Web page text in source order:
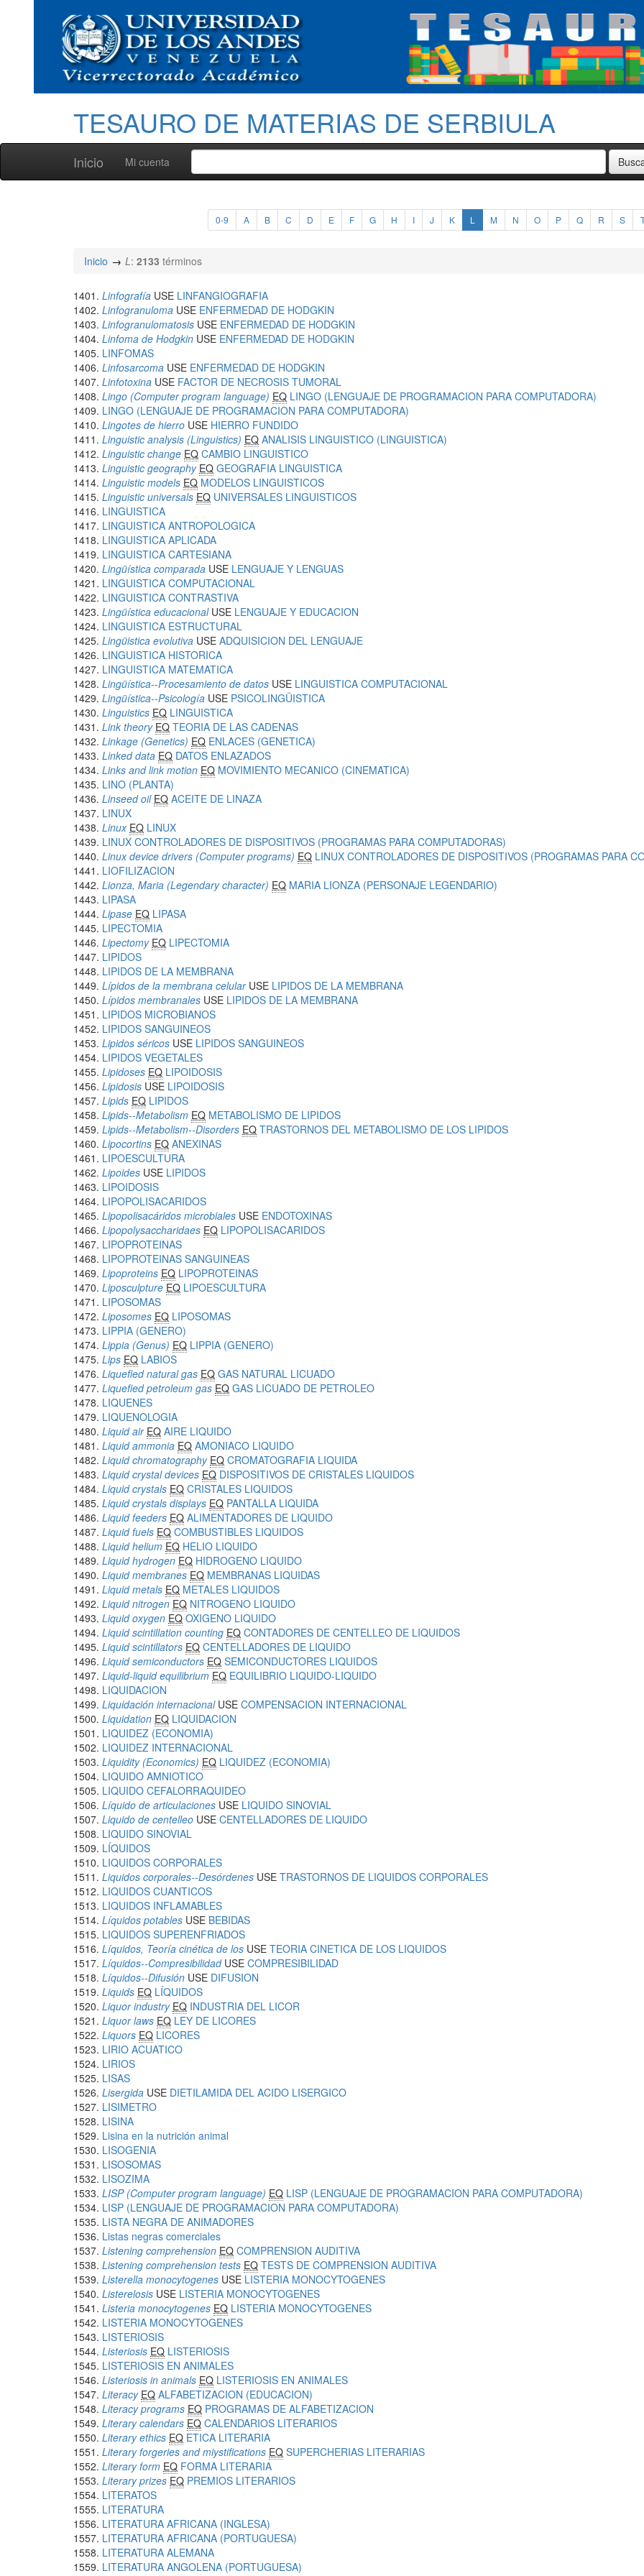
TESAURO DE MATERIAS DE SERBIULA
Inicio Mi cuenta
0-9 A B C D E F G H I J K L M N O P Q R S
Inicio L: 2133 términos
Linfografía USE LINFANGIOGRAFIA
Linfogranuloma USE ENFERMEDAD DE HODGKIN
Linfogranulomatosis USE ENFERMEDAD DE HODGKIN
Linfoma de Hodgkin USE ENFERMEDAD DE HODGKIN
LINFOMAS
Linfosarcoma USE ENFERMEDAD DE HODGKIN
Linfotoxina USE FACTOR DE NECROSIS TUMORAL
Lingo (Computer program language) EQ LINGO (LENGUAJE DE PROGRAMACION PARA COMPUTADORA)
LINGO (LENGUAJE DE PROGRAMACION PARA COMPUTADORA)
Lingotes de hierro USE HIERRO FUNDIDO
Linguistic analysis (Linguistics) EQ ANALISIS LINGUISTICO (LINGUISTICA)
Linguistic change EQ CAMBIO LINGUISTICO
Linguistic geography EQ GEOGRAFIA LINGUISTICA
Linguistic models EQ MODELOS LINGUISTICOS
Linguistic universals EQ UNIVERSALES LINGUISTICOS
LINGUISTICA
LINGUISTICA ANTROPOLOGICA
LINGUISTICA APLICADA
LINGUISTICA CARTESIANA
Lingüística comparada USE LENGUAJE Y LENGUAS
LINGUISTICA COMPUTACIONAL
LINGUISTICA CONTRASTIVA
Lingüística educacionalUSE LENGUAJE Y EDUCACION
LINGUISTICA ESTRUCTURAL
Lingüistica evolutiva USE ADQUISICION DEL LENGUAJE
LINGUISTICA HISTORICA
LINGUISTICA MATEMATICA
Lingüística--Procesamiento de datos USE LINGUISTICA COMPUTACIONAL
Lingüística--Psicología USE PSICOLINGÜISTICA
Linguistics EQ LINGUISTICA
Link theory EQ TEORIA DE LAS CADENAS
Linkage (Genetics) EQ ENLACES (GENETICA)
Linked data EQ DATOS ENLAZADOS
Links and link motion EQ MOVIMIENTO MECANICO (CINEMATICA)
LINO (PLANTA)
Linseed oil EQ ACEITE DE LINAZA
LINUX
Linux EQ LINUX
LINUX CONTROLADORES DE DISPOSITIVOS (PROGRAMAS PARA COMPUTADORAS)
Linux device drivers (Computer programs) EQ LINUX CONTROLADORES DE DISPOSITIVOS (PROGRAMAS PARA
LIOFILIZACION
Lionza, Maria (Legendary character) EQ MARIA LIONZA (PERSONAJE LEGENDARIO)
LIPASA
Lipase EQ LIPASA
LIPECTOMIA
Lipectomy EQ LIPECTOMIA
LIPIDOS
LIPIDOS DE LA MEMBRANA
Lípidos de la membrana celularUSE LIPIDOS DE LA MEMBRANA
Lípidos membranales USE LIPIDOS DE LA MEMBRANA
LIPIDOS MICROBIANOS
LIPIDOS SANGUINEOS
Lipidos séricos USE LIPIDOS SANGUINEOS
LIPIDOS VEGETALES
Lipidoses EQ LIPOIDOSIS
Lipidosis USE LIPOIDOSIS
Lipids EQ LIPIDOS
Lipids--Metabolism EQ METABOLISMO DE LIPIDOS
Lipids--Metabolism--Disorders EQ TRASTORNOS DEL METABOLISMO DE LOS LIPIDOS
Lipocortins EQ ANEXINAS
LIPOESCULTURA
Lipoides USE LIPIDOS
LIPOIDOSIS
LIPOPOLISACARIDOS
Lipopolisacáridos microbiales USE ENDOTOXINAS
Lipopolysaccharidaes EQ LIPOPOLISACARIDOS
LIPOPROTEINAS
LIPOPROTEINAS SANGUINEAS
Lipoproteins EQ LIPOPROTEINAS
Liposculpture EQ LIPOESCULTURA
LIPOSOMAS
Liposomes EQ LIPOSOMAS
LIPPIA (GENERO)
Lippia (Genus) EQ LIPPIA (GENERO)
Lips EQ LABIOS
Liquefied natural gas EQ GAS NATURAL LICUADO
Liquefied petroleum gas EQ GAS LICUADO DE PETROLEO
LIQUENES
LIQUENOLOGIA
Liquid air EQ AIRE LIQUIDO
Liquid ammonia EQ AMONIACO LIQUIDO
Liquid chromatography EQ CROMATOGRAFIA LIQUIDA
Liquid crystal devices EQ DISPOSITIVOS DE CRISTALES LIQUIDOS
Liquid crystals EQ CRISTALES LIQUIDOS
Liquid crystals displays EQ PANTALLA LIQUIDA
Liquid feeders EQ ALIMENTADORES DE LIQUIDO
Liquid fuels EQ COMBUSTIBLES LIQUIDOS
Liquid helium EQ HELIO LIQUIDO
Liquid hydrogen EQ HIDROGENO LIQUIDO
Liquid membranes EQ MEMBRANAS LIQUIDAS
Liquid metals EQ METALES LIQUIDOS
Liquid nitrogen EQ NITROGENO LIQUIDO
Liquid oxygen EQ OXIGENO LIQUIDO
Liquid scintillation counting EQ CONTADORES DE CENTELLEO DE LIQUIDOS
Liquid scintillators EQ CENTELLADORES DE LIQUIDO
Liquid semiconductors EQ SEMICONDUCTORES LIQUIDOS
Liquid-liquid equilibrium EQ EQUILIBRIO LIQUIDO-LIQUIDO
LIQUIDACION
Liquidación internacionalUSE COMPENSACION INTERNACIONAL
Liquidation EQ LIQUIDACION
LIQUIDEZ (ECONOMIA)
LIQUIDEZ INTERNACIONAL
Liquidity (Economics) EQ LIQUIDEZ (ECONOMIA)
LIQUIDO AMNIOTICO
LIQUIDO CEFALORRAQUIDEO
Líquido de articulaciones USE LIQUIDO SINOVIAL
Liquido de centelleo USE CENTELLADORES DE LIQUIDO
LIQUIDO SINOVIAL
LÍQUIDOS
LIQUIDOS CORPORALES
Liquidos corporales--Desórdenes USE TRASTORNOS DE LIQUIDOS CORPORALES
LIQUIDOS CUANTICOS
LIQUIDOS INFLAMABLES
Líquidos potables USE BEBIDAS
LIQUIDOS SUPERENFRIADOS
Líquidos, Teoría cinética de los USE TEORIA CINETICA DE LOS LIQUIDOS
Líquidos--CompresibilidadUSE COMPRESIBILIDAD
Líquidos--Difusión USE DIFUSION
Liquids EQ LÍQUIDOS
Liquor industry EQ INDUSTRIA DEL LICOR
Liquor laws EQ LEY DE LICORES
Liquors EQ LICORES
LIRIO ACUATICO
LIRIOS
LISAS
Lisergida USE DIETILAMIDA DEL ACIDO LISERGICO
LISIMETRO
LISINA
Lisina en la nutrición animal
LISOGENIA
LISOSOMAS
LISOZIMA
LISP (Computer program language) EQ LISP (LENGUAJE DE PROGRAMACION PARA COMPUTADORA)
LISP (LENGUAJE DE PROGRAMACION PARA COMPUTADORA)
LISTA NEGRA DE ANIMADORES
Listas negras comerciales
Listening comprehension EQ COMPRENSION AUDITIVA
Listening comprehension tests EQ TESTS DE COMPRENSION AUDITIVA
Listerella monocytogenes USE LISTERIA MONOCYTOGENES
Listerelosis USE LISTERIA MONOCYTOGENES
Listeria monocytogenes EQ LISTERIA MONOCYTOGENES
LISTERIA MONOCYTOGENES
LISTERIOSIS
Listeriosis EQ LISTERIOSIS
LISTERIOSIS EN ANIMALES
Listeriosis in animals EQ LISTERIOSIS EN ANIMALES
Literacy EQ ALFABETIZACION (EDUCACION)
Literacy programs EQ PROGRAMAS DE ALFABETIZACION
Literary calendars EQ CALENDARIOS LITERARIOS
Literary ethics EQ ETICA LITERARIA
Literary forgeries and miystifications EQ SUPERCHERIAS LITERARIAS
Literary form EQ FORMA LITERARIA
Literary prizes EQ PREMIOS LITERARIOS
LITERATOS
LITERATURA
LITERATURA AFRICANA (INGLESA)
LITERATURA AFRICANA (PORTUGUESA)
LITERATURA ALEMANA
LITERATURA ANGOLENA (PORTUGUESA)